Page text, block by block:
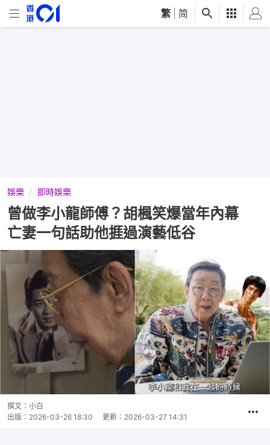
繁 简
娛樂 即時娛樂
曾做李小龍師傅？胡楓笑爆當年內幕
亡妻一句話助他捱過演藝低谷
撰文： 小白
出版： 2026-03-26 18:30 更新： 2026-03-27 14:31